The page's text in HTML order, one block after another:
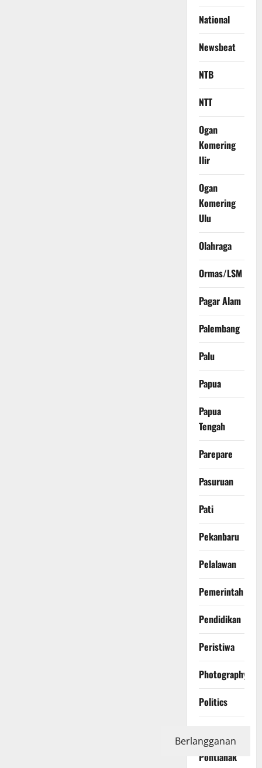
National
Newsbeat
NTB
NTT
Ogan
Komering
Ilir
Ogan
Komering
Ulu
Olahraga
Ormas/LSM
Pagar Alam
Palembang
Palu
Papua
Papua
Tengah
Parepare
Pasuruan
Pati
Pekanbaru
Pelalawan
Pemerintah
Pendidikan
Peristiwa
Photography
Politics
Pontianak
Berlangganan